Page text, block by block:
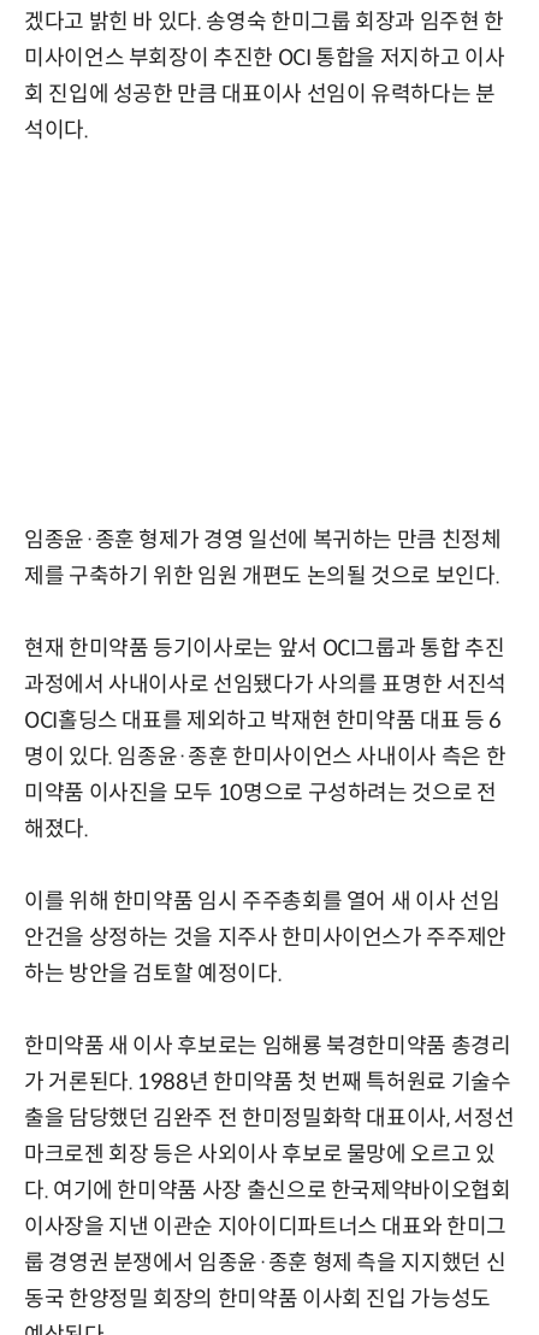
겠다고 밝힌 바 있다. 송영숙 한미그룹 회장과 임주현 한
미사이언스 부회장이 추진한 OCI 통합을 저지하고 이사
회 진입에 성공한 만큼 대표이사 선임이 유력하다는 분
석이다.
임종윤·종훈 형제가 경영 일선에 복귀하는 만큼 친정체
제를 구축하기 위한 임원 개편도 논의될 것으로 보인다.
현재 한미약품 등기이사로는 앞서 OCI그룹과 통합 추진
과정에서 사내이사로 선임됐다가 사의를 표명한 서진석
OCI홀딩스 대표를 제외하고 박재현 한미약품 대표 등 6
명이 있다. 임종윤·종훈 한미사이언스 사내이사 측은 한
미약품 이사진을 모두 10명으로 구성하려는 것으로 전
해졌다.
이를 위해 한미약품 임시 주주총회를 열어 새 이사 선임
안건을 상정하는 것을 지주사 한미사이언스가 주주제안
하는 방안을 검토할 예정이다.
한미약품 새 이사 후보로는 임해룡 북경한미약품 총경리
가 거론된다. 1988년 한미약품 첫 번째 특허원료 기술수
출을 담당했던 김완주 전 한미정밀화학 대표이사, 서정선
마크로젠 회장 등은 사외이사 후보로 물망에 오르고 있
다. 여기에 한미약품 사장 출신으로 한국제약바이오협회
이사장을 지낸 이관순 지아이디파트너스 대표와 한미그
룹 경영권 분쟁에서 임종윤·종훈 형제 측을 지지했던 신
동국 한양정밀 회장의 한미약품 이사회 진입 가능성도